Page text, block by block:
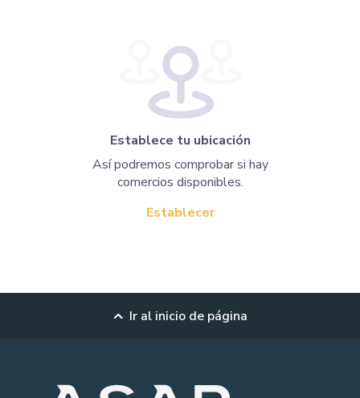
Establece tu ubicación
Así podremos comprobar si hay
comercios disponibles.
Establecer
Ir al inicio de página